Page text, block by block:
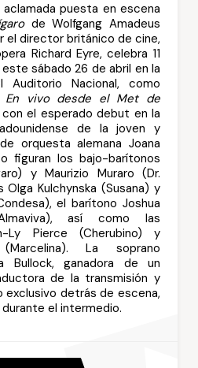
puesta en escena
de Wolfgang Amadeus
el director británico de cine,
Richard Eyre, celebra 11
sábado 26 de abril en la
Auditorio Nacional, como
En vivo desde el Met de
el esperado debut en la
de la joven y
orquesta alemana Joana
figuran los bajo-barítonos
y Maurizio Muraro (Dr.
Olga Kulchynska (Susana) y
el barítono Joshua
así como las
Ly Pierce (Cherubino) y
La soprano
Bullock, ganadora de un
de la transmisión y
detrás de escena,
el intermedio.